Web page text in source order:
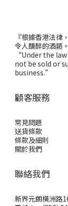
『根據香港法
令人醺醉的酒類。
“Under the
not be sold or
business.”
顧客服務
常見問題
送貨條款
條款及細則
關於我們
聯絡我們
新界元朗橫洲路